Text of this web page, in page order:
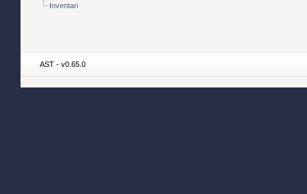
Inventari
AST - v0.65.0